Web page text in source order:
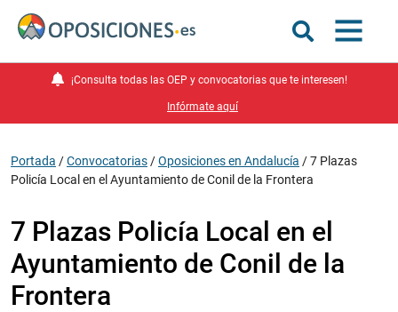
¡Consulta todas las OEP y convocatorias que te interesen!
Infórmate aquí
Portada /Convocatorias /Oposiciones en Andalucía /7 Plazas
Policía Local en el Ayuntamiento de Conil de la Frontera
7 Plazas Policía Local en el
Ayuntamiento de Conil de la
Frontera